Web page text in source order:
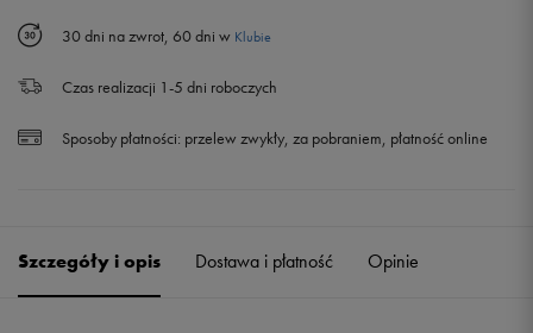
38,5 24,5 cm
41 26,5 cm
30 dni na zwrot, 60 dni w Klubie
Czas realizacji 1-5 dni roboczych
Sposoby płatności: przelew zwykły, za pobraniem, płatność online
Szczegóły i opis Dostawa i płatność Opinie